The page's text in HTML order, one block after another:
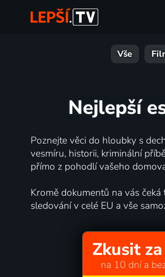
Vše
Nejlepší
Poznejte věci do hloubky s
vesmíru, historii, kriminální
přímo z pohodlí vašeho
Kromě dokumentů na vás
sledování v celé EU a vše
Zkusit
na 10 dní a